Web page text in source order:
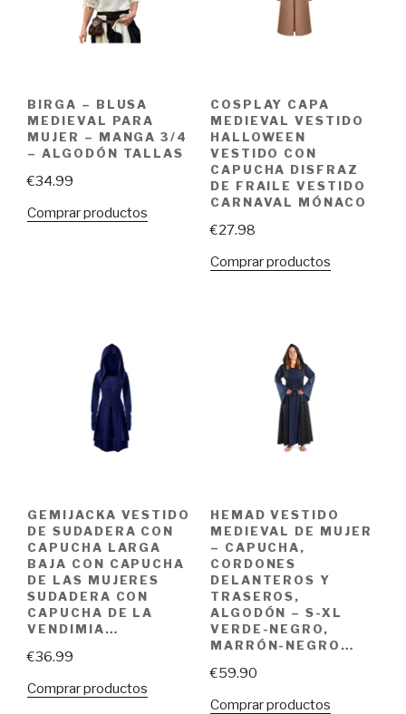
BIRGA – BLUSA
MEDIEVAL PARA
MUJER – MANGA 3/4
– ALGODÓN TALLAS
€34.99
Comprar productos
COSPLAY CAPA
MEDIEVAL VESTIDO
HALLOWEEN
VESTIDO CON
CAPUCHA DISFRAZ
DE FRAILE VESTIDO
CARNAVAL MÓNACO
€27.98
Comprar productos
GEMIJACKA VESTIDO
DE SUDADERA CON
CAPUCHA LARGA
BAJA CON CAPUCHA
DE LAS MUJERES
SUDADERA CON
CAPUCHA DE LA
VENDIMIA…
€36.99
Comprar productos
HEMAD VESTIDO
MEDIEVAL DE MUJER
– CAPUCHA,
CORDONES
DELANTEROS Y
TRASEROS,
ALGODÓN – S-XL
VERDE-NEGRO,
MARRÓN-NEGRO…
€59.90
Comprar productos